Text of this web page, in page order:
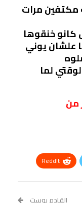
مرات
خنقوها
علشان يوني
لما
من
ReddIt
القادم بوست